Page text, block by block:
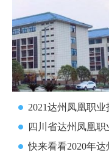
2021达州凤凰职
四川省达州凤凰
快来看看2020年